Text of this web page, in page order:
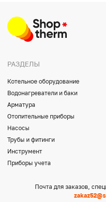
РАЗДЕЛЫ
Котельное оборудование
Водонагреватели и баки
Арматура
Отопительные приборы
Насосы
Трубы и фитинги
Инструмент
Приборы учета
Почта для заказов,